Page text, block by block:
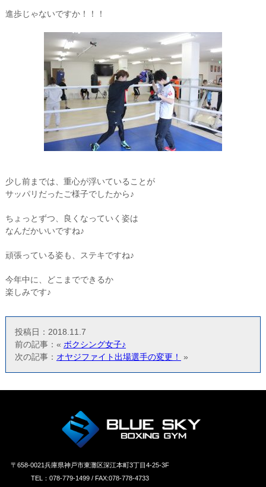
進歩じゃないですか！！！
少し前までは、重心が浮いていることが
サッパリだったご様子でしたから♪
ちょっとずつ、良くなっていく姿は
なんだかいいですね♪
頑張っている姿も、ステキですね♪
今年中に、どこまでできるか
楽しみです♪
投稿日：2018.11.7
前の記事：« ボクシング女子♪
次の記事： オヤジファイト出場選手の変更！ »
〒658‐0021兵庫県神戸市東灘区深江本町3丁目4-25-3F
TEL：078-779-1499 / FAX:078-778-4733